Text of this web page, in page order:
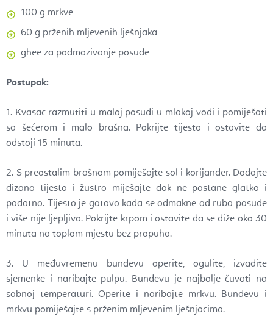
100 g mrkve
60 g prženih mljevenih lješnjaka
ghee za podmazivanje posude
Postupak:
1. Kvasac razmutiti u maloj posudi u mlakoj vodi i pomiješati
sa šećerom i malo brašna. Pokrijte tijesto i ostavite da
odstoji 15 minuta.
2. S preostalim brašnom pomiješajte sol i korijander. Dodajte
dizano tijesto i žustro miješajte dok ne postane glatko i
podatno. Tijesto je gotovo kada se odmakne od ruba posude
i više nije ljepljivo. Pokrijte krpom i ostavite da se diže oko 30
minuta na toplom mjestu bez propuha.
3. U međuvremenu bundevu operite, ogulite, izvadite
sjemenke i naribajte pulpu. Bundevu je najbolje čuvati na
sobnoj temperaturi. Operite i naribajte mrkvu. Bundevu i
mrkvu pomiješajte s prženim mljevenim lješnjacima.